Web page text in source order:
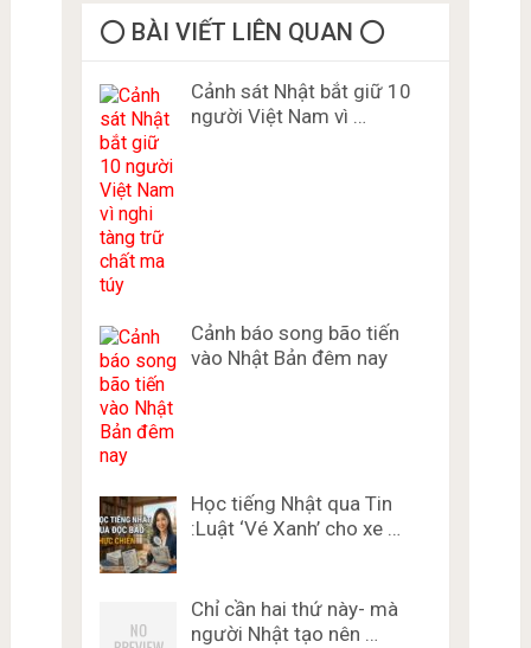
⭕️ BÀI VIẾT LIÊN QUAN ⭕️
Cảnh sát Nhật bắt giữ 10
người Việt Nam vì …
Cảnh báo song bão tiến
vào Nhật Bản đêm nay
Học tiếng Nhật qua Tin
:Luật ‘Vé Xanh’ cho xe …
Chỉ cần hai thứ này- mà
người Nhật tạo nên …